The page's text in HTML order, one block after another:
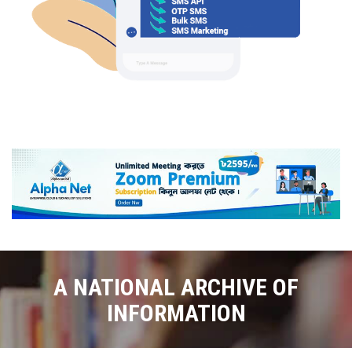
A NATIONAL ARCHIVE OF
INFORMATION